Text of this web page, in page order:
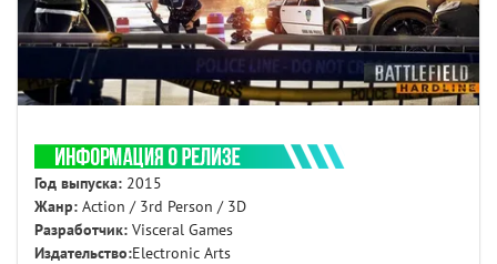
Год выпуска: 2015
Жанр: Action / 3rd Person / 3D
Разработчик: Visceral Games
Издательство:Electronic Arts